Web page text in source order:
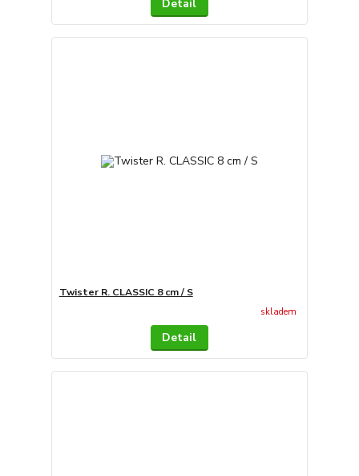
Detail
Twister R. CLASSIC 8 cm / S
skladem
Detail